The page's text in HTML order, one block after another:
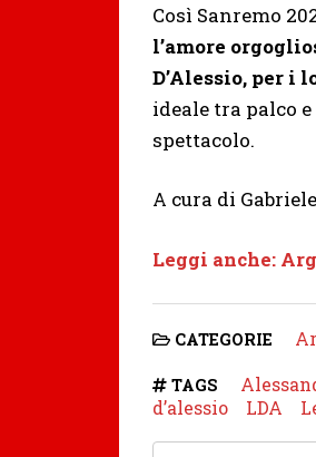
Così Sanremo
l’amore
D’Alessio, per i
ideale tra palco
spettacolo.
A cura di
Leggi anche:
CATEGORIE
TAGS
d’alessio
LDA